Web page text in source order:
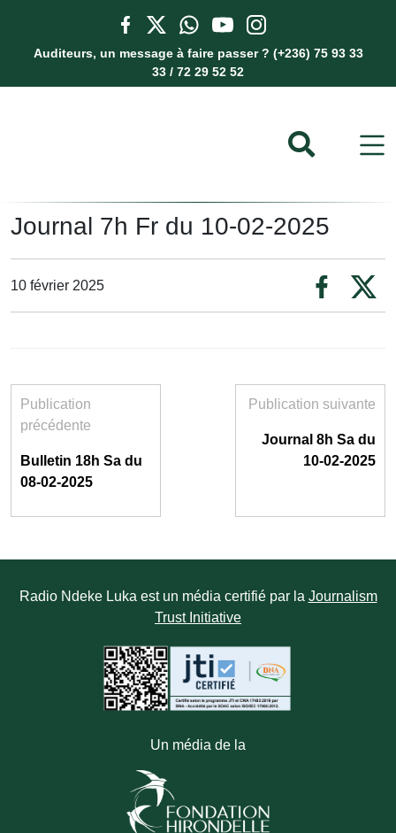
Auditeurs, un message à faire passer ? (+236) 75 93 33
33 / 72 29 52 52
Journal 7h Fr du 10-02-2025
10 février 2025
Publication
précédente
Bulletin 18h Sa du
08-02-2025
Publication suivante
Journal 8h Sa du
10-02-2025
Radio Ndeke Luka est un média certifié par la Journalism
Trust Initiative
Un média de la